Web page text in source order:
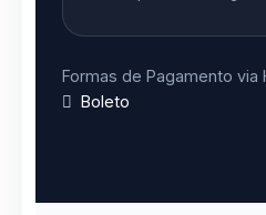
Formas de Pagamento via
Boleto